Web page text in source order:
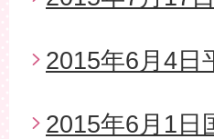
2015年6月4日
2015年6月1日